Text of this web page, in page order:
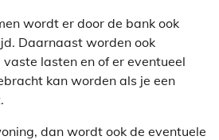
wordt er door de bank ook
Daarnaast worden ook
lasten en of er eventueel
kan worden als je een
dan wordt ook de eventuele